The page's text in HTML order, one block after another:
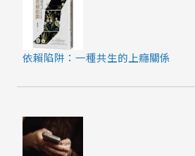
依賴陷阱：一種共生的上癮關係